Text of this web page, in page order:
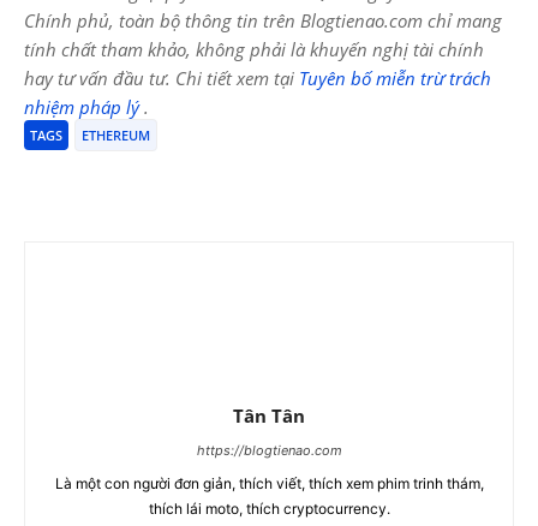
Chính phủ, toàn bộ thông tin trên Blogtienao.com chỉ mang
tính chất tham khảo, không phải là khuyến nghị tài chính
hay tư vấn đầu tư. Chi tiết xem tại Tuyên bố miễn trừ trách
nhiệm pháp lý.
TAGS ETHEREUM
Tân Tân
https://blogtienao.com
Là một con người đơn giản, thích viết, thích xem phim trinh thám,
thích lái moto, thích cryptocurrency.